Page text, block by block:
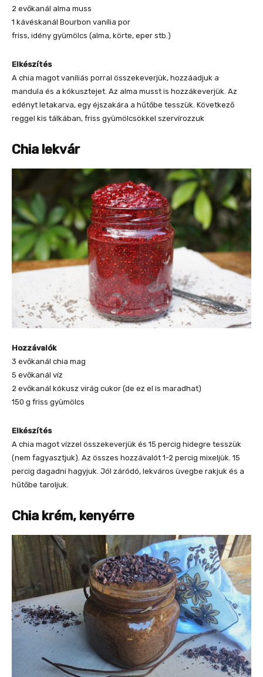
2 evőkanál alma muss
1 kávéskanál Bourbon vanília por
friss, idény gyümölcs (alma, körte, eper stb.)
Elkészítés
A chia magot vaníliás porral összekeverjük, hozzáadjuk a
mandula és a kókusztejet. Az alma musst is hozzákeverjük. Az
edényt letakarva, egy éjszakára a hűtőbe tesszük. Következő
reggel kis tálkában, friss gyümölcsökkel szervírozzuk
Chia lekvár
Hozzávalók
3 evőkanál chia mag
5 evőkanál víz
2 evőkanál kókusz virág cukor (de ez el is maradhat)
150 g friss gyümölcs
Elkészítés
A chia magot vízzel összekeverjük és 15 percig hidegre tesszük
(nem fagyasztjuk). Az összes hozzávalót 1-2 percig mixeljük. 15
percig dagadni hagyjuk. Jól záródó, lekváros üvegbe rakjuk és a
hűtőbe taroljuk.
Chia krém, kenyérre